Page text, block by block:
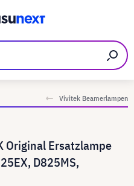
Vivitek Beamerlampen
Original Ersatzlampe
D825MS,